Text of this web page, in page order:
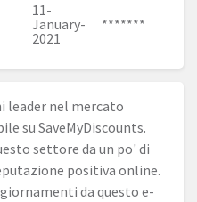
11-
January-
2021
*******
leader nel mercato
su SaveMyDiscounts.
settore da un po' di
positiva online.
da questo e-